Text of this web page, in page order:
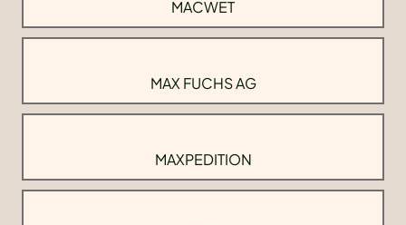
MACWET
MAX FUCHS AG
MAXPEDITION